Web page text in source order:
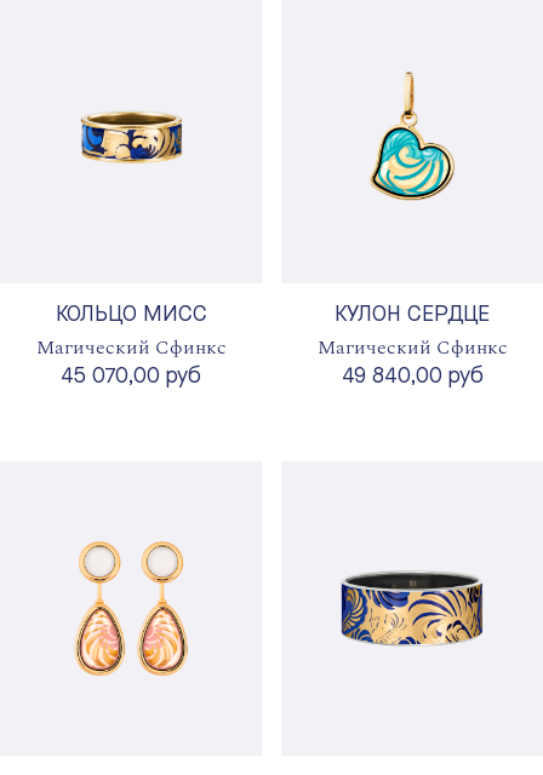
КОЛЬЦО МИСС
Магический Сфинкс
45 070,00 руб
КУЛОН СЕРДЦЕ
Магический Сфинкс
49 840,00 руб